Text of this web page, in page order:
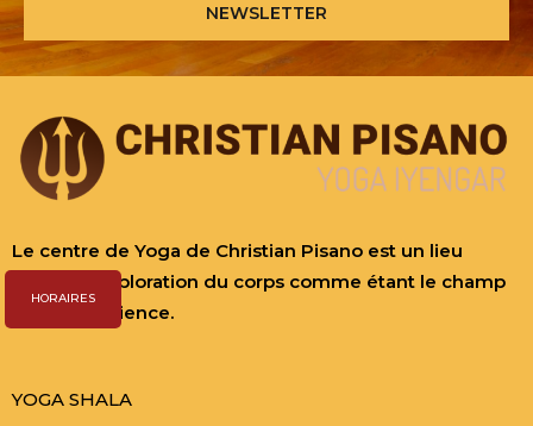
HORAIRES
NEWSLETTER
Le centre de Yoga de Christian Pisano est un lieu
dédié à l’exploration du corps comme étant le champ
de la Conscience.
YOGA SHALA